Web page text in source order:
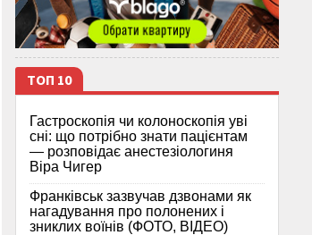
ТОП 10
Гастроскопія чи колоноскопія уві
сні: що потрібно знати пацієнтам
— розповідає анестезіологиня
Віра Чигер
Франківськ зазвучав дзвонами як
нагадування про полонених і
зниклих воїнів (ФОТО, ВІДЕО)